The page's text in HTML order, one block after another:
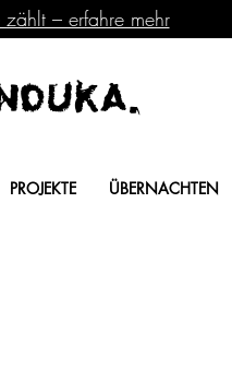
– erfahre mehr
PROJEKTE ÜBERNACHTEN